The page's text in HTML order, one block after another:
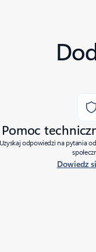
Pomoc
Uzyskaj odpowiedzi na pytania
Dowiedz